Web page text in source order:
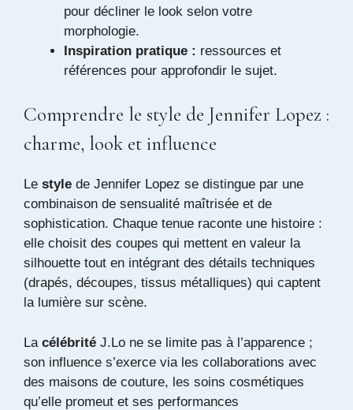
pour décliner le look selon votre
morphologie.
Inspiration pratique : ressources et
références pour approfondir le sujet.
Comprendre le style de Jennifer Lopez :
charme, look et influence
Le style de Jennifer Lopez se distingue par une
combinaison de sensualité maîtrisée et de
sophistication. Chaque tenue raconte une histoire :
elle choisit des coupes qui mettent en valeur la
silhouette tout en intégrant des détails techniques
(drapés, découpes, tissus métalliques) qui captent
la lumière sur scène.
La célébrité J.Lo ne se limite pas à l’apparence ;
son influence s’exerce via les collaborations avec
des maisons de couture, les soins cosmétiques
qu’elle promeut et ses performances